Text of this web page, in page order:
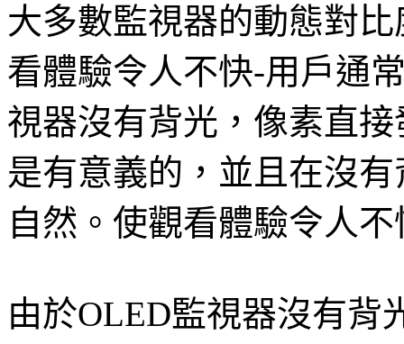
大多數監視器的動態對
看體驗令人不快-用戶通
視器沒有背光，像素直
是有意義的，並且在沒
自然。使觀看體驗令人
由於OLED監視器沒有背